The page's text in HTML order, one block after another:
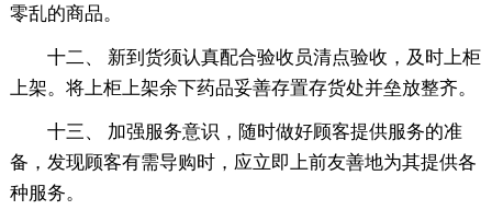
零乱的商品。
十二、 新到货须认真配合验收员清点验收，及时上柜
上架。将上柜上架余下药品妥善存置存货处并垒放整齐。
十三、 加强服务意识，随时做好顾客提供服务的准
备，发现顾客有需导购时，应立即上前友善地为其提供各
种服务。